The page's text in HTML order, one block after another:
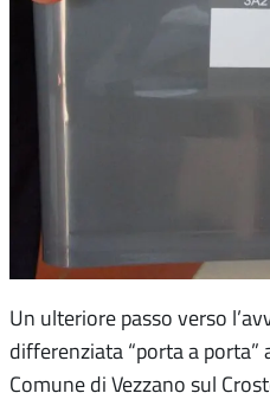
Un ulteriore passo verso
differenziata “porta a
Comune di Vezzano sul